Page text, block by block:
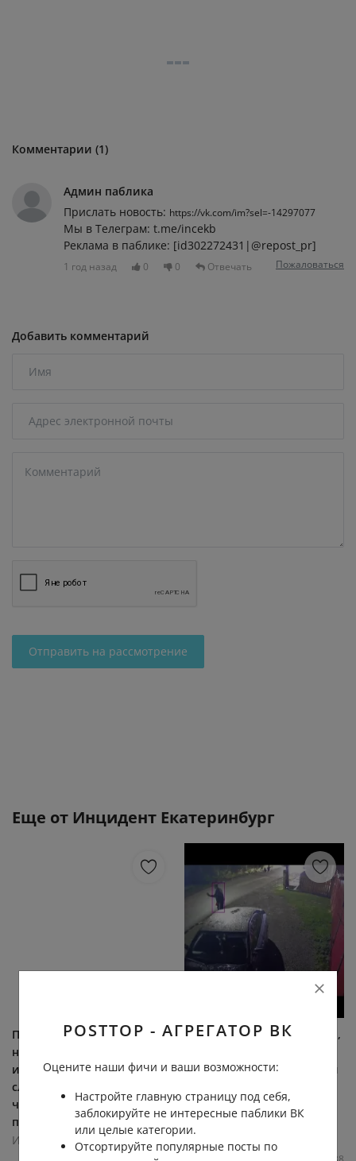
Комментарии (1)
Админ паблика
Прислать новость: https://vk.com/im?sel=-14297077
Мы в Телеграм: t.me/incekb
Реклама в паблике: [id302272431|@repost_pr]
1 год назад 0 0 Отвечать Пожаловаться
Добавить комментарий
Отправить на рассмотрение
Еще от Инцидент Екатеринбург
Подписчица рассказала о
нападении на компанию
из-за их внешнего вида По
словам нашей
читательницы, инцидент
произошел...
Инцидент Екатеринбург
Жители Ивделя сообщили,
медведицу с медвежатами
минувшей ночью на
улице... (видео)
POSTTOP - АГРЕГАТОР ВК
Оцените наши фичи и ваши возможности:
Настройте главную страницу под себя,
заблокируйте не интересные паблики ВК
или целые категории.
Отсортируйте популярные посты по